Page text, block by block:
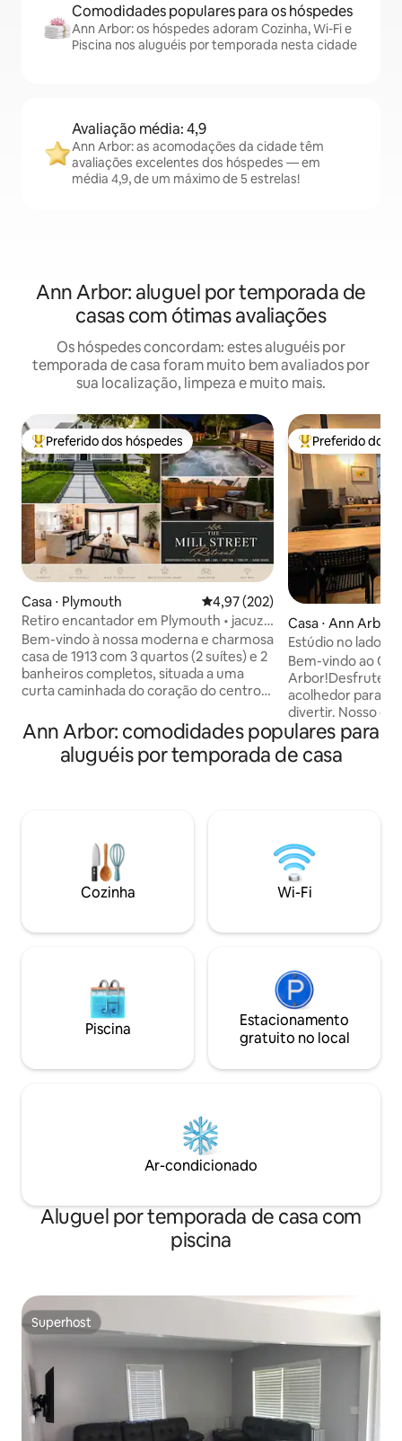
Comodidades populares para os hóspedes
Ann Arbor: os hóspedes adoram Cozinha, Wi-Fi e
Piscina nos aluguéis por temporada nesta cidade
Avaliação média: 4,9
Ann Arbor: as acomodações da cidade têm
avaliações excelentes dos hóspedes — em
média 4,9, de um máximo de 5 estrelas!
Ann Arbor: aluguel por temporada de
casas com ótimas avaliações
Os hóspedes concordam: estes aluguéis por
temporada de casa foram muito bem avaliados por
sua localização, limpeza e muito mais.
Entre os melhores preferidos dos hóspedes
Preferido dos hóspedes
Casa ⋅ Plymouth 4,97 de uma avaliação média de
4,97 (202)
Retiro encantador em Plymouth • jacuzzi
• lareira
Bem-vindo à nossa moderna e charmosa
casa de 1913 com 3 quartos (2 suítes) e 2
banheiros completos, situada a uma
curta caminhada do coração do centro
caminhada de 75, esta é uma localização
imbatível com uma variedade de
comodidades. Aproveite este refúgio
hidromassagem, redes, salas de jogos e
entretenimento, fogueira,
lavadora/secadora, quintal fechado, casa
Entre os
Preferido dos
Casa ⋅ Ann Arbor
Estúdio no lado
de Michigan
Bem-vindo ao
Arbor!Desfrute
acolhedor para
divertir. Nosso
entrada privativa
Michigan
carro/22 minutos
minutos do
espaço inclui
sofá-cama
solteiro/king
completo e
Ann Arbor: comodidades populares para
aluguéis por temporada de casa
Cozinha Wi-Fi
Piscina
Estacionamento
gratuito no local
Ar-condicionado
Aluguel por temporada de casa com
piscina
Superhost
Superhost